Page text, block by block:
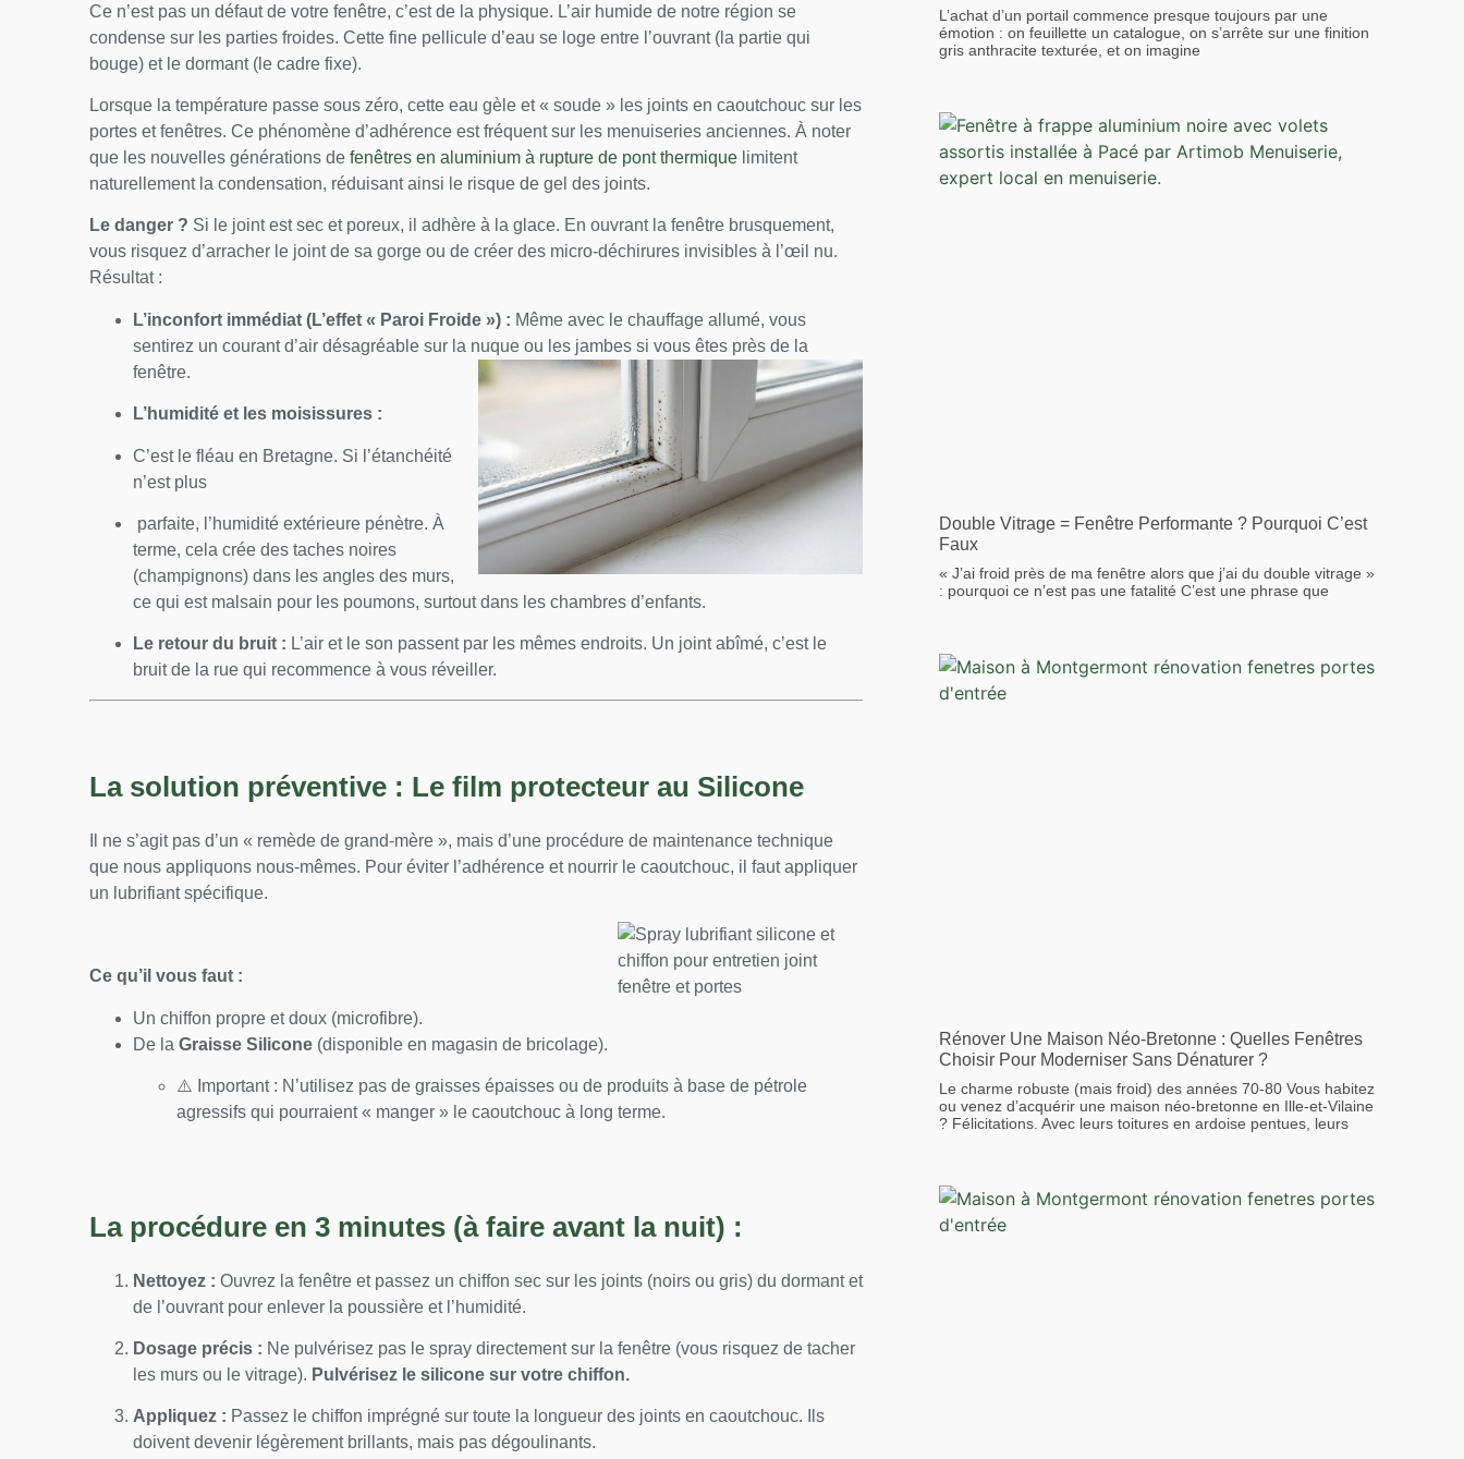
Ce n’est pas un défaut de votre fenêtre, c’est de la physique. L’air humide de notre région se
condense sur les parties froides. Cette fine pellicule d’eau se loge entre l’ouvrant (la partie qui
bouge) et le dormant (le cadre fixe).
Lorsque la température passe sous zéro, cette eau gèle et « soude » les joints en caoutchouc sur les
portes et fenêtres. Ce phénomène d’adhérence est fréquent sur les menuiseries anciennes. À noter
que les nouvelles générations de fenêtres en aluminium à rupture de pont thermique limitent
naturellement la condensation, réduisant ainsi le risque de gel des joints.
Le danger ? Si le joint est sec et poreux, il adhère à la glace. En ouvrant la fenêtre brusquement,
vous risquez d’arracher le joint de sa gorge ou de créer des micro-déchirures invisibles à l’œil nu.
Résultat :
L’inconfort immédiat (L’effet « Paroi Froide ») : Même avec le chauffage allumé, vous
sentirez un courant d’air désagréable sur la nuque ou les jambes si vous êtes près de la
fenêtre.
L’humidité et les moisissures :
C’est le fléau en Bretagne. Si l’étanchéité
n’est plus
parfaite, l’humidité extérieure pénètre. À
terme, cela crée des taches noires
(champignons) dans les angles des murs,
ce qui est malsain pour les poumons, surtout dans les chambres d’enfants.
Le retour du bruit : L’air et le son passent par les mêmes endroits. Un joint abîmé, c’est le
bruit de la rue qui recommence à vous réveiller.
La solution préventive : Le film protecteur au Silicone
Il ne s’agit pas d’un « remède de grand-mère », mais d’une procédure de maintenance technique
que nous appliquons nous-mêmes. Pour éviter l’adhérence et nourrir le caoutchouc, il faut appliquer
un lubrifiant spécifique.
Ce qu’il vous faut :
Un chiffon propre et doux (microfibre).
De la Graisse Silicone (disponible en magasin de bricolage).
⚠️ Important : N’utilisez pas de graisses épaisses ou de produits à base de pétrole
agressifs qui pourraient « manger » le caoutchouc à long terme.
La procédure en 3 minutes (à faire avant la nuit) :
Nettoyez : Ouvrez la fenêtre et passez un chiffon sec sur les joints (noirs ou gris) du dormant et
de l’ouvrant pour enlever la poussière et l’humidité.
Dosage précis : Ne pulvérisez pas le spray directement sur la fenêtre (vous risquez de tacher
les murs ou le vitrage). Pulvérisez le silicone sur votre chiffon.
Appliquez : Passez le chiffon imprégné sur toute la longueur des joints en caoutchouc. Ils
doivent devenir légèrement brillants, mais pas dégoulinants.
L’achat d’un portail commence presque toujours par une
émotion : on feuillette un catalogue, on s’arrête sur une finition
gris anthracite texturée, et on imagine
Double Vitrage = Fenêtre Performante ? Pourquoi C’est
Faux
« J’ai froid près de ma fenêtre alors que j’ai du double vitrage »
: pourquoi ce n’est pas une fatalité C’est une phrase que
Rénover Une Maison Néo-Bretonne : Quelles Fenêtres
Choisir Pour Moderniser Sans Dénaturer ?
Le charme robuste (mais froid) des années 70-80 Vous habitez
ou venez d’acquérir une maison néo-bretonne en Ille-et-Vilaine
? Félicitations. Avec leurs toitures en ardoise pentues, leurs